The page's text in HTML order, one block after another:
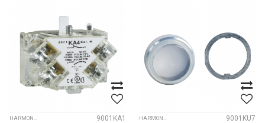
HARMONY 9001 SK 9001KA1 HARMONY 9001 K 9001KU7